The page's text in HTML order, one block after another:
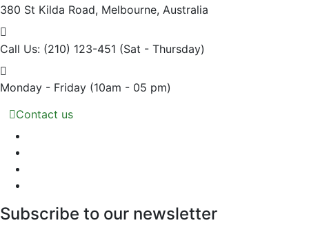
380 St Kilda Road, Melbourne, Australia
Call Us: (210) 123-451 (Sat - Thursday)
Monday - Friday (10am - 05 pm)
Contact us
Subscribe to our newsletter